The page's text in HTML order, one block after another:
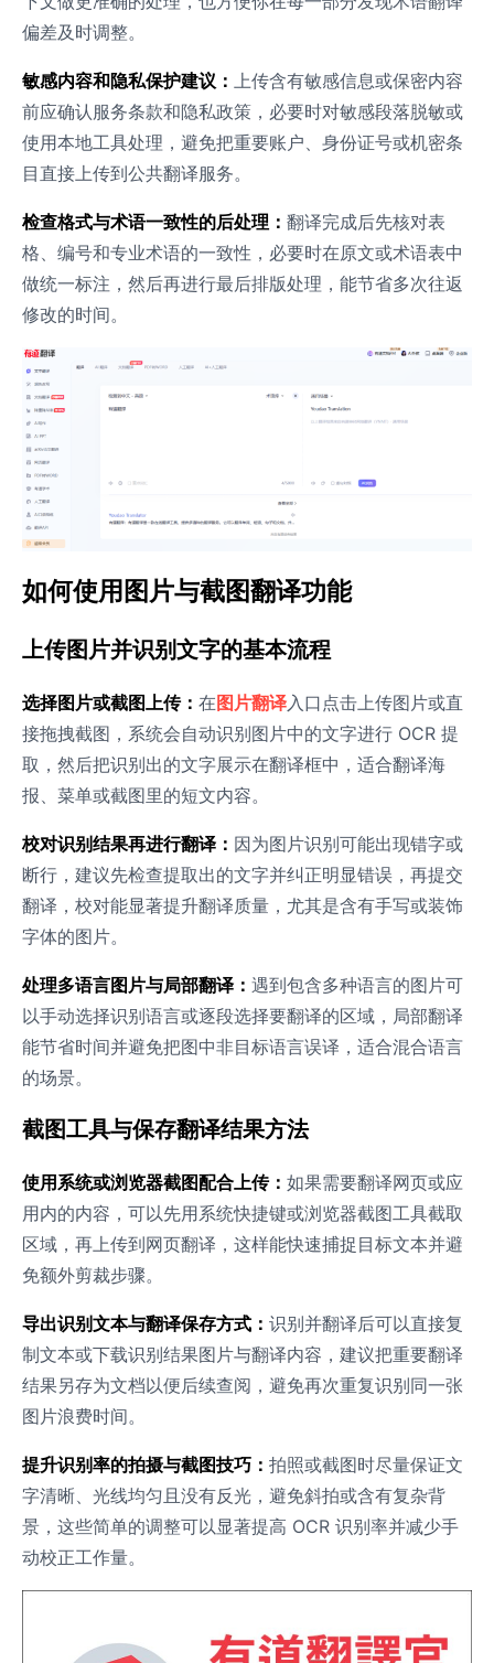
偏差及时调整。
敏感内容和隐私保护建议： 上传含有敏感信息或保密内容
前应确认服务条款和隐私政策，必要时对敏感段落脱敏或
使用本地工具处理，避免把重要账户、身份证号或机密条
目直接上传到公共翻译服务。
检查格式与术语一致性的后处理： 翻译完成后先核对表
格、编号和专业术语的一致性，必要时在原文或术语表中
做统一标注，然后再进行最后排版处理，能节省多次往返
修改的时间。
如何使用图片与截图翻译功能
上传图片并识别文字的基本流程
选择图片或截图上传： 在 图片翻译入口点击上传图片或直
接拖拽截图，系统会自动识别图片中的文字进行 OCR 提
取，然后把识别出的文字展示在翻译框中，适合翻译海
报、菜单或截图里的短文内容。
校对识别结果再进行翻译： 因为图片识别可能出现错字或
断行，建议先检查提取出的文字并纠正明显错误，再提交
翻译，校对能显著提升翻译质量，尤其是含有手写或装饰
字体的图片。
处理多语言图片与局部翻译： 遇到包含多种语言的图片可
以手动选择识别语言或逐段选择要翻译的区域，局部翻译
能节省时间并避免把图中非目标语言误译，适合混合语言
的场景。
截图工具与保存翻译结果方法
使用系统或浏览器截图配合上传： 如果需要翻译网页或应
用内的内容，可以先用系统快捷键或浏览器截图工具截取
区域，再上传到网页翻译，这样能快速捕捉目标文本并避
免额外剪裁步骤。
导出识别文本与翻译保存方式： 识别并翻译后可以直接复
制文本或下载识别结果图片与翻译内容，建议把重要翻译
结果另存为文档以便后续查阅，避免再次重复识别同一张
图片浪费时间。
提升识别率的拍摄与截图技巧： 拍照或截图时尽量保证文
字清晰、光线均匀且没有反光，避免斜拍或含有复杂背
景，这些简单的调整可以显著提高 OCR 识别率并减少手
动校正工作量。